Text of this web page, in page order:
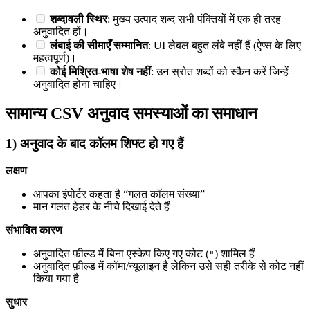
शब्दावली स्थिर: मुख्य उत्पाद शब्द सभी पंक्तियों में एक ही तरह
अनुवादित हों।
लंबाई की सीमाएँ सम्मानित: UI लेबल बहुत लंबे नहीं हैं (ऐप्स के लिए
महत्वपूर्ण)।
कोई मिश्रित-भाषा शेष नहीं: उन स्रोत शब्दों को स्कैन करें जिन्हें
अनुवादित होना चाहिए।
सामान्य CSV अनुवाद समस्याओं का समाधान
1) अनुवाद के बाद कॉलम शिफ्ट हो गए हैं
लक्षण
आपका इंपोर्टर कहता है “गलत कॉलम संख्या”
मान गलत हेडर के नीचे दिखाई देते हैं
संभावित कारण
अनुवादित फ़ील्ड में बिना एस्केप किए गए कोट (") शामिल हैं
अनुवादित फ़ील्ड में कॉमा/न्यूलाइन है लेकिन उसे सही तरीके से कोट नहीं
किया गया है
सुधार